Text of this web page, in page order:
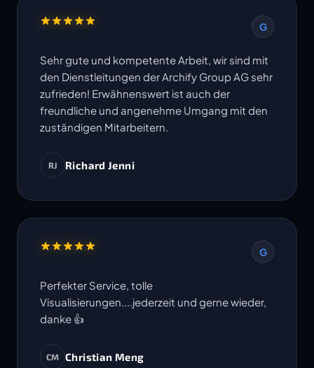
G
Sehr gute und kompetente Arbeit, wir sind mit
den Dienstleitungen der Archify Group AG sehr
zufrieden! Erwähnenswert ist auch der
freundliche und angenehme Umgang mit den
zuständigen Mitarbeitern.
RJ Richard Jenni
G
Perfekter Service, tolle
Visualisierungen....jederzeit und gerne wieder,
danke 👍
CM Christian Meng